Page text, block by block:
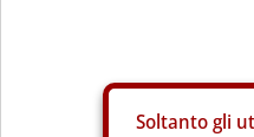
Soltanto gli